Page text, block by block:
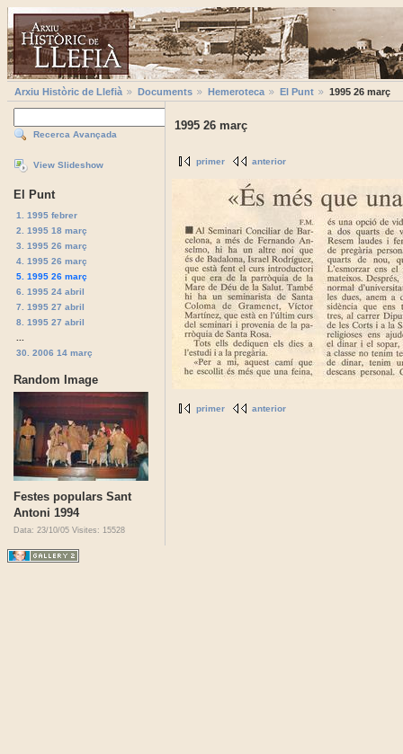
Arxiu Històric de Llefià Documents Hemeroteca El Punt 1995 26 març
Recerca Avançada
View Slideshow
El Punt
1. 1995 febrer
2. 1995 18 març
3. 1995 26 març
4. 1995 26 març
5. 1995 26 març
6. 1995 24 abril
7. 1995 27 abril
8. 1995 27 abril
30. 2006 14 març
Random Image
Festes populars Sant
Antoni 1994
Data: 23/10/05 Visites: 15528
1995 26 març
primer anterior
primer anterior